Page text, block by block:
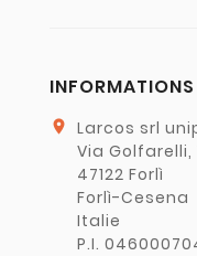
INFORMATIONS
location_on
Larcos srl
Via Golfarelli,
47122 Forlì
Forlì-Cesena
Italie
P.I.